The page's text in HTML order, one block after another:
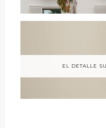
EL DETALLE